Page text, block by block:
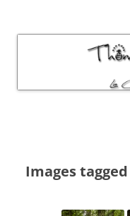
Images